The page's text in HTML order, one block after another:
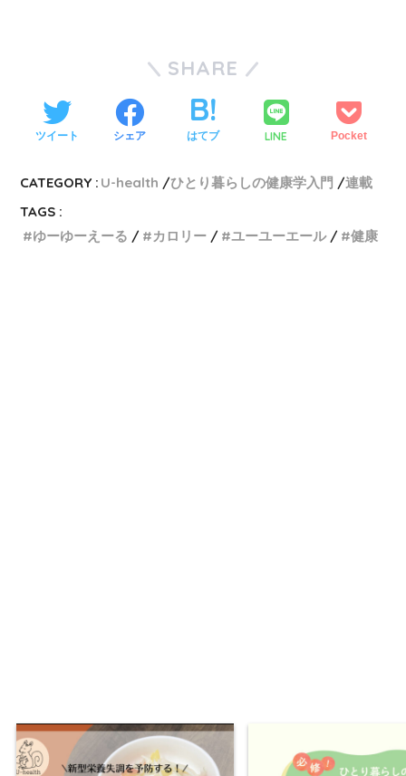
SHARE
ツイート シェア はてブ LINE Pocket
CATEGORY : U-health ひとり暮らしの健康学入門
連載
TAGS :
ゆーゆーえーる
カロリー ユーユーエール 健康